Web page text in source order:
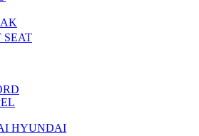
SEAT
HYUNDAI